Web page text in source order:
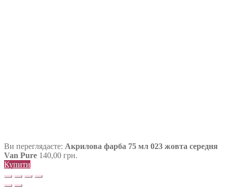
Ви переглядаєте: Акрилова фарба 75 мл 023 жовта середня
Van Pure 140,00 грн.
Купити